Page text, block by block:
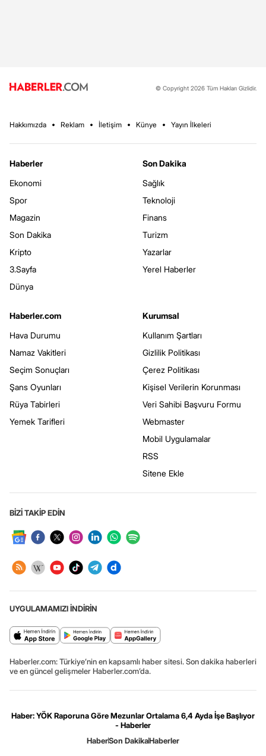
© Copyright 2026 Tüm Hakları Gizlidir.
Hakkımızda Reklam İletişim Künye Yayın İlkeleri
Haberler
Ekonomi
Spor
Magazin
Son Dakika
Kripto
3.Sayfa
Dünya
Son Dakika
Sağlık
Teknoloji
Finans
Turizm
Yazarlar
Yerel Haberler
Haberler.com
Hava Durumu
Namaz Vakitleri
Seçim Sonuçları
Şans Oyunları
Rüya Tabirleri
Yemek Tarifleri
Kurumsal
Kullanım Şartları
Gizlilik Politikası
Çerez Politikası
Kişisel Verilerin Korunması
Veri Sahibi Başvuru Formu
Webmaster
Mobil Uygulamalar
RSS
Sitene Ekle
BİZİ TAKİP EDİN
UYGULAMAMIZI İNDİRİN
Haberler.com: Türkiye’nin en kapsamlı haber sitesi. Son dakika haberleri
ve en güncel gelişmeler Haberler.com’da.
Haber: YÖK Raporuna Göre Mezunlar Ortalama 6,4 Ayda İşe Başlıyor
- Haberler
HaberSon DakikaHaberler